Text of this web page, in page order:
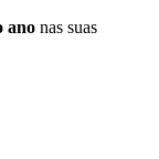
ano nas suas